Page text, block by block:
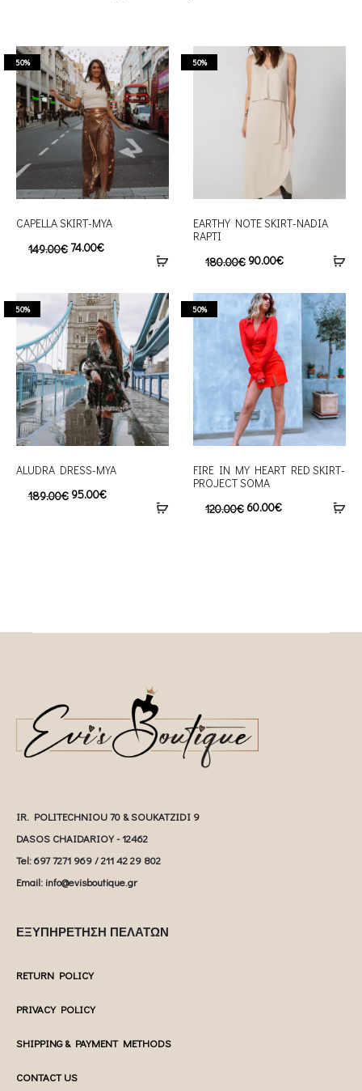
50%
CAPELLA SKIRT-MYA
149.00€ 74.00€
50%
EARTHY NOTE SKIRT-NADIA
RAPTI
180.00€ 90.00€
50%
ALUDRA DRESS-MYA
189.00€ 95.00€
50%
FIRE IN MY HEART RED SKIRT-
PROJECT SOMA
120.00€ 60.00€
IR. POLITECHNIOU 70 & SOUKATZIDI 9
DASOS CHAIDARIOY - 12462
Tel: 697 7271 969 / 211 42 29 802
Email: info@evisboutique.gr
ΕΞΥΠΗΡΕΤΗΣΗ ΠΕΛΑΤΩΝ
RETURN POLICY
PRIVACY POLICY
SHIPPING & PAYMENT METHODS
CONTACT US